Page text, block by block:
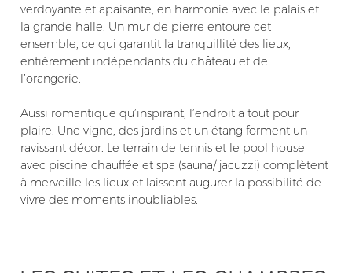
verdoyante et apaisante, en harmonie avec le palais et
la grande halle. Un mur de pierre entoure cet
ensemble, ce qui garantit la tranquillité des lieux,
entièrement indépendants du château et de
l’orangerie.
Aussi romantique qu’inspirant, l’endroit a tout pour
plaire. Une vigne, des jardins et un étang forment un
ravissant décor. Le terrain de tennis et le pool house
avec piscine chauffée et spa (sauna/ jacuzzi) complètent
à merveille les lieux et laissent augurer la possibilité de
vivre des moments inoubliables.